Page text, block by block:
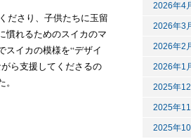
ださり、子供たちに玉留
慣れるためのスイカのマ
スイカの模様を“デザイ
ら支援してくださるの
2026年4
2026年3
2026年2
2026年1
2025年
2025年
2025年